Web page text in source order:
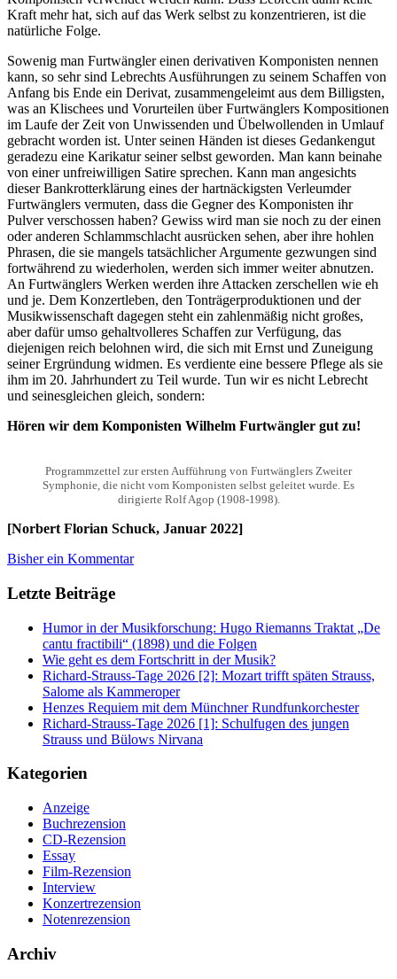
Kraft mehr hat, sich auf das Werk selbst zu konzentrieren, ist die
natürliche Folge.
Sowenig man Furtwängler einen derivativen Komponisten nennen
kann, so sehr sind Lebrechts Ausführungen zu seinem Schaffen von
Anfang bis Ende ein Derivat, zusammengeleimt aus dem Billigsten,
was an Klischees und Vorurteilen über Furtwänglers Kompositionen
im Laufe der Zeit von Unwissenden und Übelwollenden in Umlauf
gebracht worden ist. Unter seinen Händen ist dieses Gedankengut
geradezu eine Karikatur seiner selbst geworden. Man kann beinahe
von einer unfreiwilligen Satire sprechen. Kann man angesichts
dieser Bankrotterklärung eines der hartnäckigsten Verleumder
Furtwänglers vermuten, dass die Gegner des Komponisten ihr
Pulver verschossen haben? Gewiss wird man sie noch zu der einen
oder anderen Schlammschlacht ausrücken sehen, aber ihre hohlen
Phrasen, die sie mangels tatsächlicher Argumente gezwungen sind
fortwährend zu wiederholen, werden sich immer weiter abnutzen.
An Furtwänglers Werken werden ihre Attacken zerschellen wie eh
und je. Dem Konzertleben, den Tonträgerproduktionen und der
Musikwissenschaft dagegen steht ein zahlenmäßig nicht großes,
aber dafür umso gehaltvolleres Schaffen zur Verfügung, das
diejenigen reich belohnen wird, die sich mit Ernst und Zuneigung
seiner Ergründung widmen. Es verdiente eine bessere Pflege als sie
ihm im 20. Jahrhundert zu Teil wurde. Tun wir es nicht Lebrecht
und seinesgleichen gleich, sondern:
Hören wir dem Komponisten Wilhelm Furtwängler gut zu!
Programmzettel zur ersten Aufführung von Furtwänglers Zweiter
Symphonie, die nicht vom Komponisten selbst geleitet wurde. Es
dirigierte Rolf Agop (1908-1998).
[Norbert Florian Schuck, Januar 2022]
Bisher ein Kommentar
Letzte Beiträge
Humor in der Musikforschung: Hugo Riemanns Traktat „De
cantu fractibili“ (1898) und die Folgen
Wie geht es dem Fortschritt in der Musik?
Richard-Strauss-Tage 2026 [2]: Mozart trifft späten Strauss,
Salome als Kammeroper
Henzes Requiem mit dem Münchner Rundfunkorchester
Richard-Strauss-Tage 2026 [1]: Schulfugen des jungen
Strauss und Bülows Nirvana
Kategorien
Anzeige
Buchrezension
CD-Rezension
Essay
Film-Rezension
Interview
Konzertrezension
Notenrezension
Archiv